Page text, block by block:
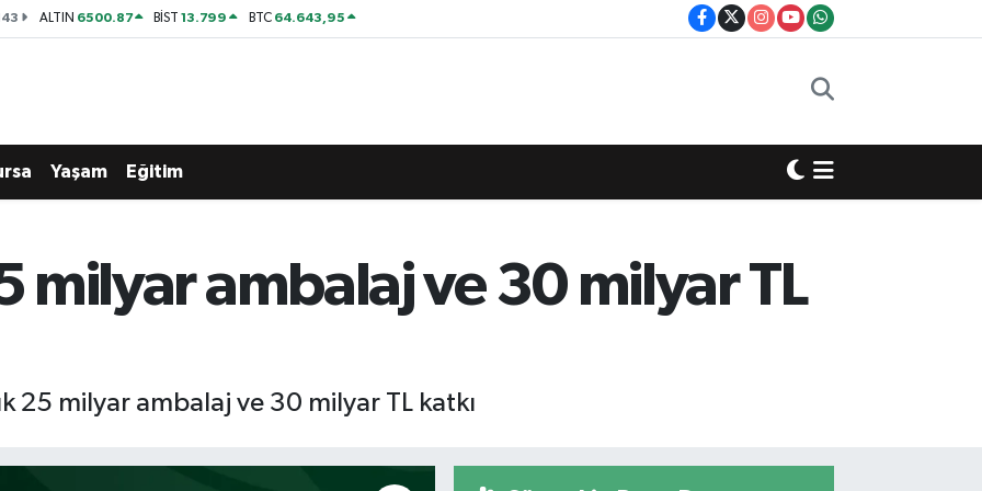
ALTIN 6500.87 BİST13.799 BTC 64.643,95
Yaşam Eğitim
milyar ambalaj ve 30 milyar TL
25 milyar ambalaj ve 30 milyar TL katkı